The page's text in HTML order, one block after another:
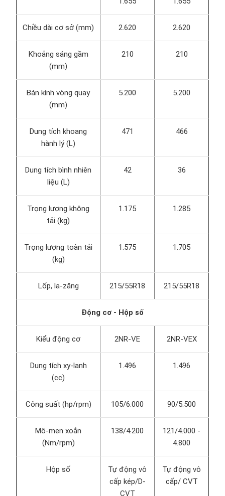
Chiều dài cơ sở (mm) 2.620 2.620
Khoảng sáng gầm
(mm)
210 210
Bán kính vòng quay
(mm)
5.200 5.200
Dung tích khoang
hành lý (L)
471 466
Dung tích bình nhiên
liệu (L)
42 36
Trọng lượng không
tải (kg)
1.175 1.285
Trọng lượng toàn tải
(kg)
1.575 1.705
Lốp, la-zăng 215/55R18 215/55R18
Động cơ - Hộp số
Kiểu động cơ 2NR-VE 2NR-VEX
Dung tích xy-lanh
(cc)
1.496 1.496
Công suất (hp/rpm) 105/6.000 90/5.500
Mô-men xoắn
(Nm/rpm)
138/4.200
121/4.000 -
4.800
Hộp số
Tự động vô
cấp kép/D-
CVT
Tự động vô
cấp/ CVT